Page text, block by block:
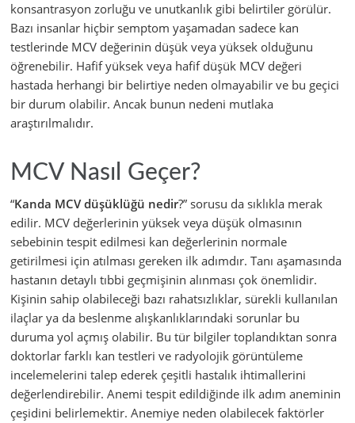
konsantrasyon zorluğu ve unutkanlık gibi belirtiler görülür.
Bazı insanlar hiçbir semptom yaşamadan sadece kan
testlerinde MCV değerinin düşük veya yüksek olduğunu
öğrenebilir. Hafif yüksek veya hafif düşük MCV değeri
hastada herhangi bir belirtiye neden olmayabilir ve bu geçici
bir durum olabilir. Ancak bunun nedeni mutlaka
araştırılmalıdır.
MCV Nasıl Geçer?
“Kanda MCV düşüklüğü nedir?” sorusu da sıklıkla merak
edilir. MCV değerlerinin yüksek veya düşük olmasının
sebebinin tespit edilmesi kan değerlerinin normale
getirilmesi için atılması gereken ilk adımdır. Tanı aşamasında
hastanın detaylı tıbbi geçmişinin alınması çok önemlidir.
Kişinin sahip olabileceği bazı rahatsızlıklar, sürekli kullanılan
ilaçlar ya da beslenme alışkanlıklarındaki sorunlar bu
duruma yol açmış olabilir. Bu tür bilgiler toplandıktan sonra
doktorlar farklı kan testleri ve radyolojik görüntüleme
incelemelerini talep ederek çeşitli hastalık ihtimallerini
değerlendirebilir. Anemi tespit edildiğinde ilk adım aneminin
çeşidini belirlemektir. Anemiye neden olabilecek faktörler